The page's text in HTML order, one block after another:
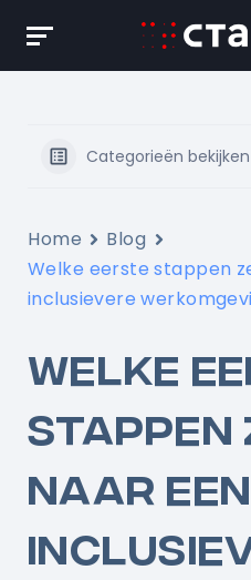
content
Categorieën bekijken
Home
Blog
Welke eerste stappen
inclusievere
WELKE
STAPPEN
NAAR EEN